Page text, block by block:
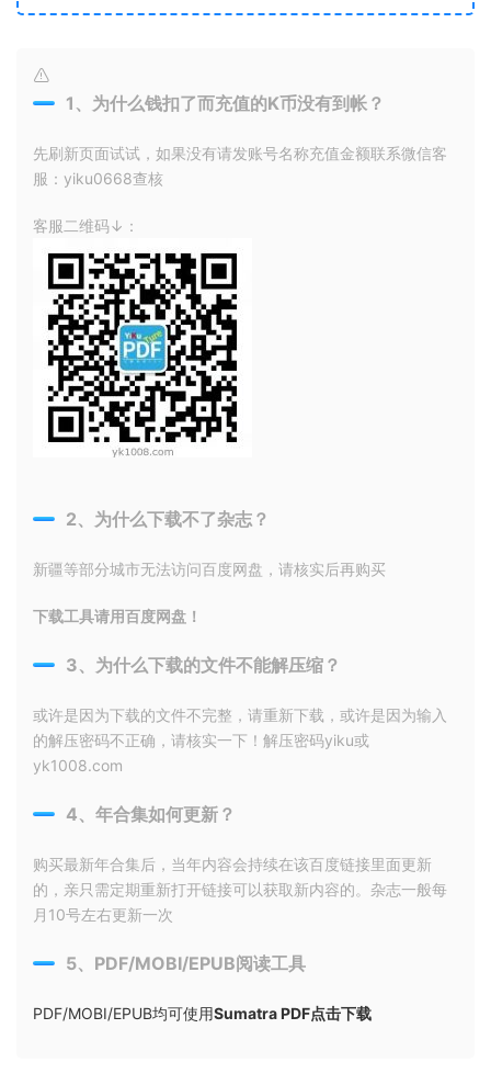
1、为什么钱扣了而充值的K币没有到帐？
先刷新页面试试，如果没有请发账号名称充值金额联系微信客
服：yiku0668查核
客服二维码↓：
2、为什么下载不了杂志？
新疆等部分城市无法访问百度网盘，请核实后再购买
下载工具请用百度网盘！
3、为什么下载的文件不能解压缩？
或许是因为下载的文件不完整，请重新下载，或许是因为输入
的解压密码不正确，请核实一下！解压密码yiku或
yk1008.com
4、年合集如何更新？
购买最新年合集后，当年内容会持续在该百度链接里面更新
的，亲只需定期重新打开链接可以获取新内容的。杂志一般每
月10号左右更新一次
5、PDF/MOBI/EPUB阅读工具
PDF/MOBI/EPUB均可使用Sumatra PDF点击下载